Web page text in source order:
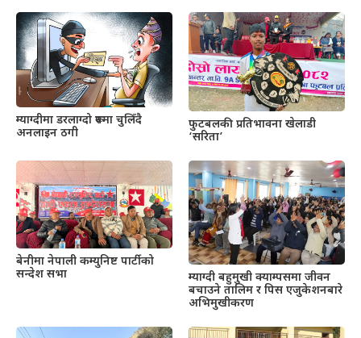
म्याग्दीमा डरलाग्दो रूपमा चुलिँदै
अनलाइन ठगी
फुटबलकी प्रतिभावना खेलाडी
‘सरिता’
बेनीमा नेपाली कम्युनिष्ट पार्टीको
सन्देश सभा
म्याग्दी बहुमुखी क्याम्पसमा जीवन
बचाउने तालिम र पिस एजुकेशनबारे
अभिमुखीकरण